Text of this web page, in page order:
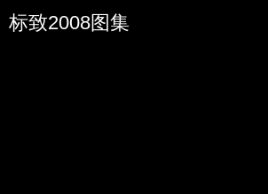
标致2008图集